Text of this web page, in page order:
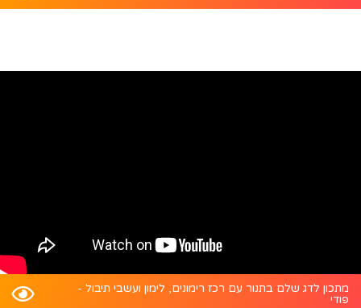
מתכון לדג שלם בתנור עם רכז רימונים, לימון ועשבי תיבול -
פודי